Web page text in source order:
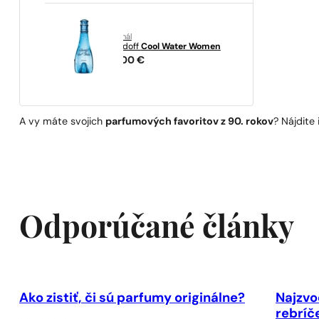
originál
Davidoff Cool Water Women
28,00 €
A vy máte svojich parfumových favoritov z 90. rokov? Nájdite
Odporúčané články
Ako zistiť, či sú parfumy originálne?